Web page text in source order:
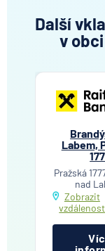
Další
v
Labem,
Pražská
nad
Zobrazit
vzdálenost